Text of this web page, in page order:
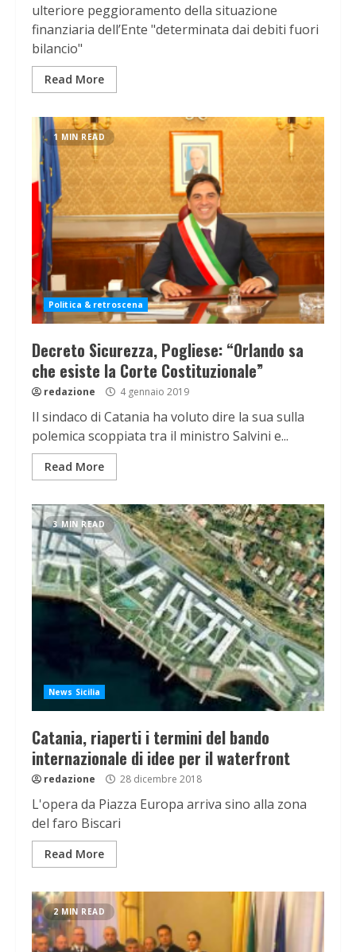
ulteriore peggioramento della situazione
finanziaria dell’Ente "determinata dai debiti fuori
bilancio"
Read More
1 MIN READ
Politica & retroscena
Decreto Sicurezza, Pogliese: “Orlando sa
che esiste la Corte Costituzionale”
redazione 4 gennaio 2019
Il sindaco di Catania ha voluto dire la sua sulla
polemica scoppiata tra il ministro Salvini e...
Read More
3 MIN READ
News Sicilia
Catania, riaperti i termini del bando
internazionale di idee per il waterfront
redazione 28 dicembre 2018
L'opera da Piazza Europa arriva sino alla zona
del faro Biscari
Read More
2 MIN READ